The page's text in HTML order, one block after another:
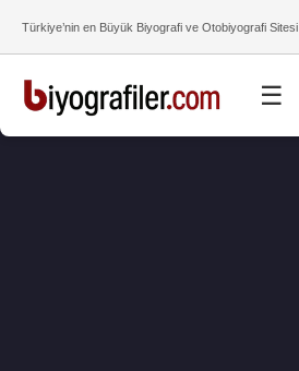
Türkiye’nin en Büyük Biyografi ve Otobiyografi Sitesi
☰